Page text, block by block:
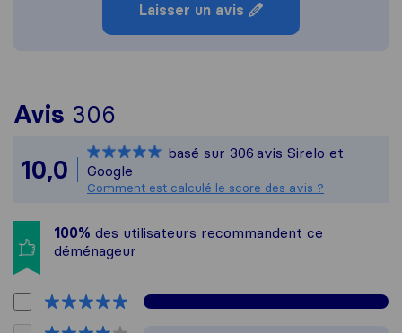
Laisser un avis
Avis 306
Sirelo n'est pas
Tous les avis recueillis
10,0
basé sur 306 avis Sirelo et
Google
Comment est calculé le score des avis ?
100% des utilisateurs recommandent ce
déménageur